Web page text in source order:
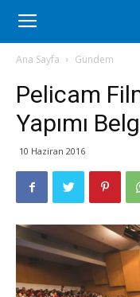
Romanya
Haber
Ana Sayfa Gündem
Pelicam
Yapımı
10 Haziran 2016